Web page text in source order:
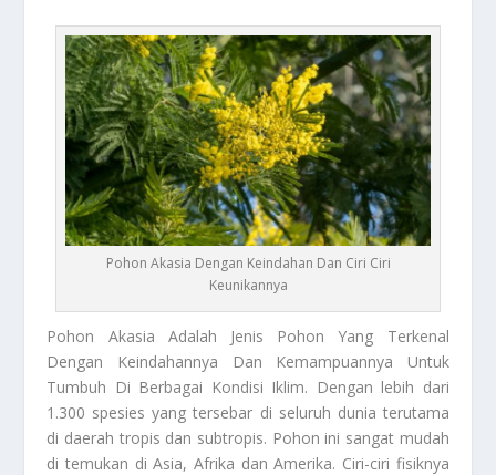
Pohon Akasia Dengan Keindahan Dan Ciri Ciri
Keunikannya
Pohon Akasia Adalah Jenis Pohon Yang Terkenal
Dengan Keindahannya Dan Kemampuannya Untuk
Tumbuh Di Berbagai Kondisi Iklim. Dengan lebih dari
1.300 spesies yang tersebar di seluruh dunia terutama
di daerah tropis dan subtropis. Pohon ini sangat mudah
di temukan di Asia, Afrika dan Amerika. Ciri-ciri fisiknya